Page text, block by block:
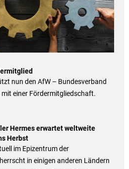
nun den AfW – Bundesverband
einer Fördermitgliedschaft.
Hermes erwartet weltweite
Herbst
im Epizentrum der
in einigen anderen Ländern